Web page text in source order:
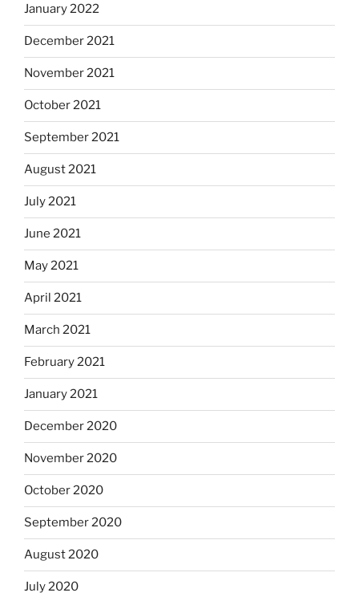
January 2022
December 2021
November 2021
October 2021
September 2021
August 2021
July 2021
June 2021
May 2021
April 2021
March 2021
February 2021
January 2021
December 2020
November 2020
October 2020
September 2020
August 2020
July 2020